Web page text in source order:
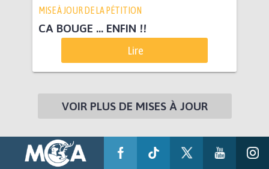
MISE À JOUR DE LA PÉTITION
CA BOUGE ... ENFIN !!
Lire
VOIR PLUS DE MISES À JOUR